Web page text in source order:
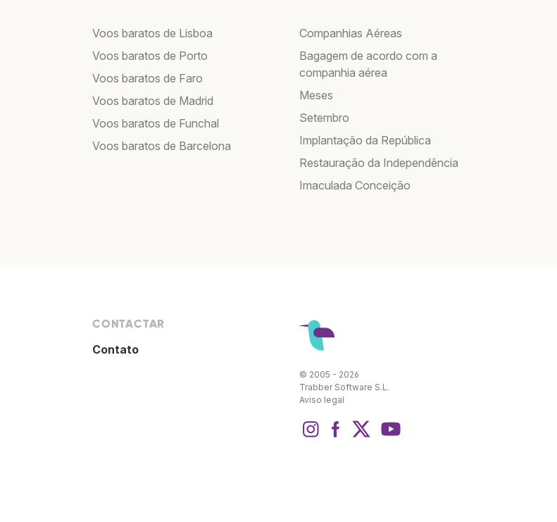
Voos baratos de Lisboa
Voos baratos de Porto
Voos baratos de Faro
Voos baratos de Madrid
Voos baratos de Funchal
Voos baratos de Barcelona
Companhias Aéreas
Bagagem de acordo com a
companhia aérea
Meses
Setembro
Implantação da República
Restauração da Independência
Imaculada Conceição
CONTACTAR
Contato
© 2005 - 2026
Trabber Software S.L.
Aviso legal